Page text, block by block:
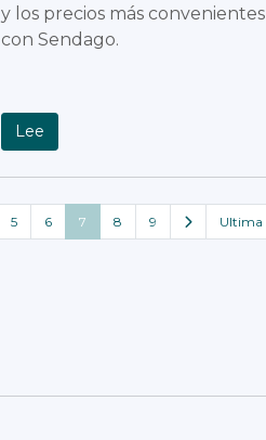
y los precios más convenientes
con Sendago.
Lee
5 6 7 8 9 Ultima